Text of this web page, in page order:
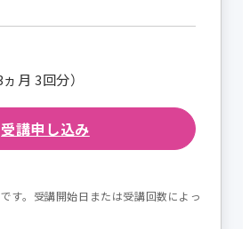
ヵ月 3回分）
受講申し込み
す。受講開始日または受講回数によっ